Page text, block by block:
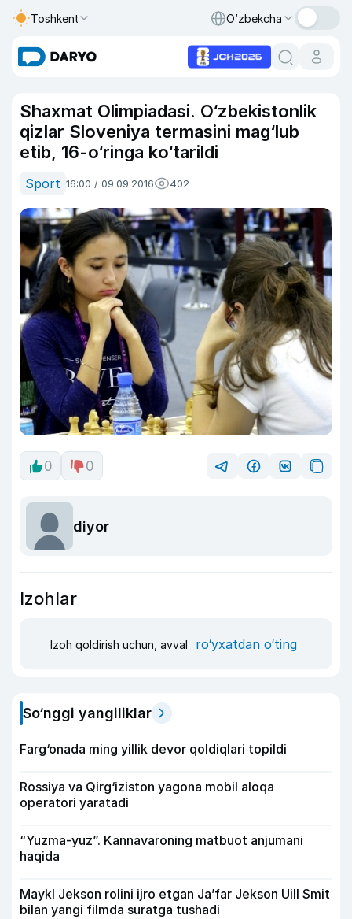
Toshkent O‘zbekcha
Shaxmat Olimpiadasi. O‘zbekistonlik
qizlar Sloveniya termasini mag‘lub
etib, 16-o‘ringa ko‘tarildi
Sport 16:00 / 09.09.2016 402
0 0
diyor
Izohlar
Izoh qoldirish uchun, avval ro‘yxatdan o‘ting
So‘nggi yangiliklar
Farg‘onada ming yillik devor qoldiqlari topildi
Rossiya va Qirg‘iziston yagona mobil aloqa
operatori yaratadi
“Yuzma-yuz”. Kannavaroning matbuot anjumani
haqida
Maykl Jekson rolini ijro etgan Ja’far Jekson Uill Smit
bilan yangi filmda suratga tushadi